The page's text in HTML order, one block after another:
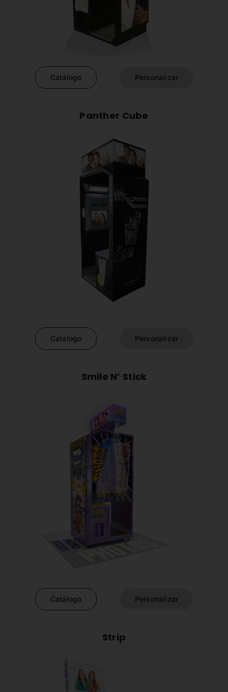
Catálogo Personalizar
Panther Cube
Catálogo Personalizar
Smile N’ Stick
Catálogo Personalizar
Strip